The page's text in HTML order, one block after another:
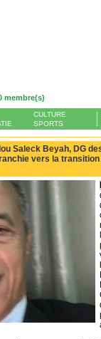
membre(s)
CULTURE
SPORTS
Saleck Beyah, DG
vers la